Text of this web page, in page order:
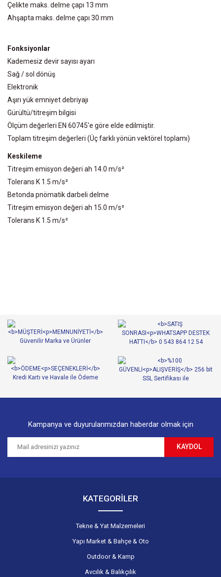
Çelikte maks. delme çapı 13 mm
Ahşapta maks. delme çapı 30 mm
Fonksiyonlar
Kademesiz devir sayısı ayarı
Sağ / sol dönüş
Elektronik
Aşırı yük emniyet debriyajı
Gürültü/titreşim bilgisi
Ölçüm değerleri EN 60745'e göre elde edilmiştir.
Toplam titreşim değerleri (Üç farklı yönün vektörel toplamı)
Keskileme
Titreşim emisyon değeri ah 14.0 m/s²
Tolerans K 1.5 m/s²
Betonda pnömatik darbeli delme
Titreşim emisyon değeri ah 15.0 m/s²
Tolerans K 1.5 m/s²
Ürün resmi kalitesiz, bozuk veya görüntülenemiyor.
Ürün açıklamasında eksik bilgiler bulunuyor.
Ürün bilgilerinde hatalar bulunuyor.
Ürün fiyatı diğer sitelerden daha pahalı.
Gönder
Kampanya ve duyurularımızdan haberdar olmak için
KAYDOL
KATEGORİLER
Tekne & Yat Malzemeleri
Yapı Market & Bahçe & Oto
Outdoor & Kamp
Avcılık & Balıkçılık